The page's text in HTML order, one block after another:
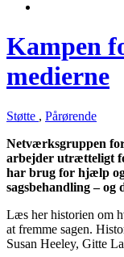
Kampen
medierne
Støtte , Pårørende
Netværksgruppen
arbejder utrætteligt
har brug for hjælp
sagsbehandling – og
Læs her historien om
at fremme sagen.
Susan Heeley, Gitte